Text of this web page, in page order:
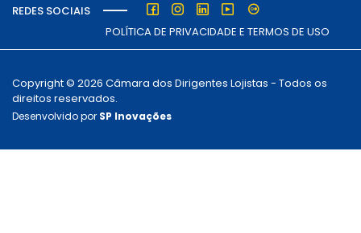
REDES SOCIAIS
POLÍTICA DE PRIVACIDADE E TERMOS DE USO
Copyright © 2026 Câmara dos Dirigentes Lojistas - Todos os
direitos reservados.
Desenvolvido por SP Inovações